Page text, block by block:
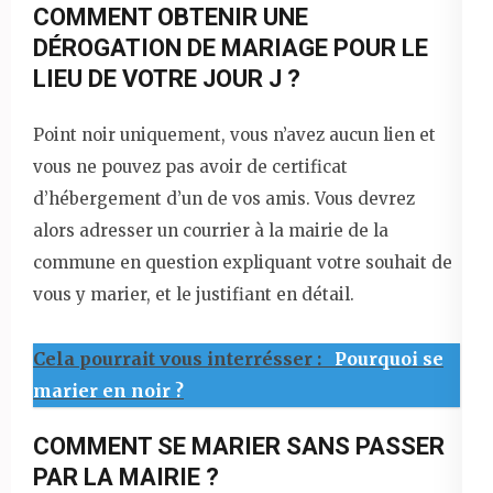
COMMENT OBTENIR UNE
DÉROGATION DE MARIAGE POUR LE
LIEU DE VOTRE JOUR J ?
Point noir uniquement, vous n’avez aucun lien et
vous ne pouvez pas avoir de certificat
d’hébergement d’un de vos amis. Vous devrez
alors adresser un courrier à la mairie de la
commune en question expliquant votre souhait de
vous y marier, et le justifiant en détail.
Cela pourrait vous interrésser :
Pourquoi se
marier en noir ?
COMMENT SE MARIER SANS PASSER
PAR LA MAIRIE ?